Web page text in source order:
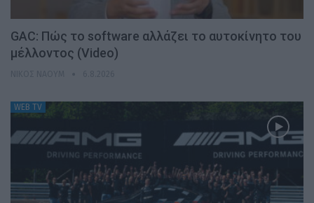
GAC: Πώς το software αλλάζει το αυτοκίνητο του
μέλλοντος (Video)
WEB TV